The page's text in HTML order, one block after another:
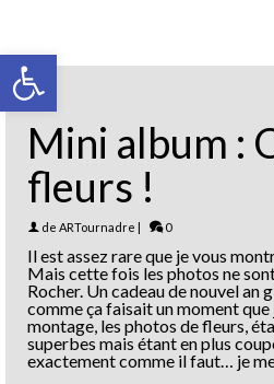
Ouvrir la barre d’outils
Mini album :
fleurs !
de ARTournadre | 0
Il est assez rare que je vous
Mais cette fois les photos ne
Rocher. Un cadeau de nouvel an
comme ça faisait un moment
montage, les photos de fleurs,
superbes mais étant en plus
exactement comme il faut… je